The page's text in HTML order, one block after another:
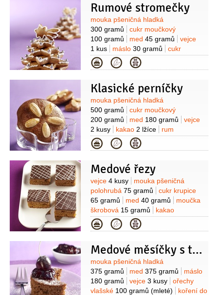
cukr moučkový160 gramů (nebo až
200 g, podle velikosti bílku)
bílek
1 kus
šťáva citronová1 lžička
(přecezená)
Rumové stromečky
Suroviny
mouka pšeničná hladká
300 gramů
cukr moučkový
100 gramů
med 45 gramů
vejce
1 kus
máslo 30 gramů
cukr
vanilkový1 balíček
1/2decilitru kakao1,5 lžíce
jedlá
moučkový 140 gramů
bílek
1 kus
šťáva citronová4 kapky
Kategorie
Klasické perníčky
Suroviny
mouka pšeničná hladká
500 gramů
cukr moučkový
200 gramů
med 180 gramů
vejce
2 kusy
kakao 2 lžíce
rum
1 lžíce
koření do perníku
2 lžičky
jedlá soda1 lžička
mouka
Kategorie
Medové řezy
Suroviny
vejce 4 kusy
mouka pšeničná
polohrubá 75 gramů
cukr krupice
65 gramů
med 40 gramů
moučka
škrobová 15 gramů
kakao
15 gramů
cukr vanilkový
1 balíček
cukr skořicový
1/2balíčku Na ozdobení: čokoláda
hořká
200 gramů
čokoláda bílá
70 gramů
Kategorie
Medové měsíčky s třešinkou
Suroviny
mouka pšeničná hladká
375 gramů
med 375 gramů
máslo
180 gramů
vejce 3 kusy
ořechy
vlašské 100 gramů (mleté) koření do